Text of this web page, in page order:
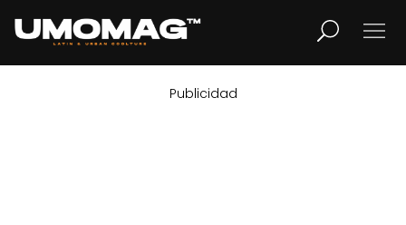
LIFESTYLE
Publicidad